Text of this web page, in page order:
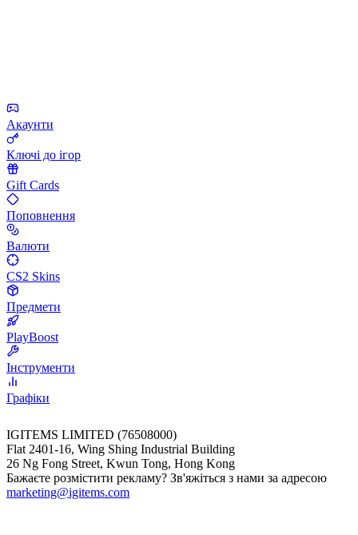
Акаунти
Ключі до ігор
Gift Cards
Поповнення
Валюти
CS2 Skins
Предмети
PlayBoost
Інструменти
Графіки
IGITEMS LIMITED (76508000)
Flat 2401-16, Wing Shing Industrial Building
26 Ng Fong Street, Kwun Tong, Hong Kong
Бажаєте розмістити рекламу? Зв'яжіться з нами за адресою
marketing@igitems.com